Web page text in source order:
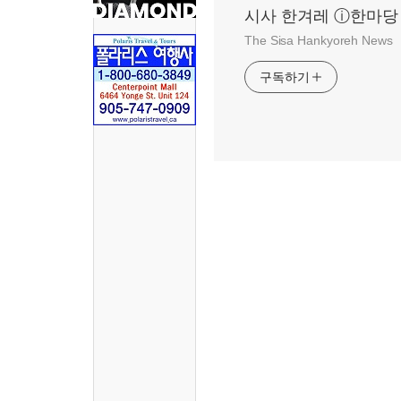
시사 한겨레 ⓘ한마당
The Sisa Hankyoreh News
구독하기